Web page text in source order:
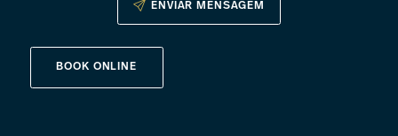
ENVIAR MENSAGEM
BOOK ONLINE